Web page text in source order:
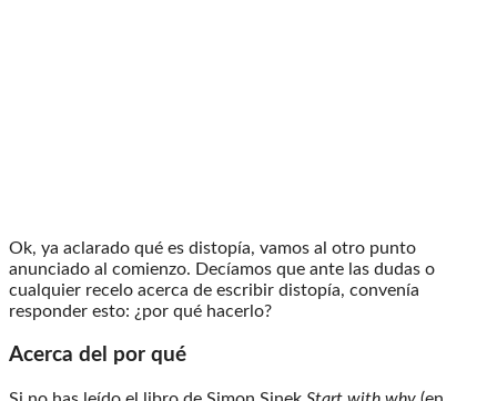
Ok, ya aclarado qué es distopía, vamos al otro punto
anunciado al comienzo. Decíamos que ante las dudas o
cualquier recelo acerca de escribir distopía, convenía
responder esto: ¿por qué hacerlo?
Acerca del por qué